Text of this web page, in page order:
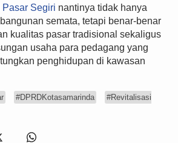
Pasar Segiri nantinya tidak hanya
semata, tetapi benar-benar
kualitas pasar tradisional sekaligus
usaha para pedagang yang
penghidupan di kawasan
#DPRDKotasamarinda
#Revitalisasi